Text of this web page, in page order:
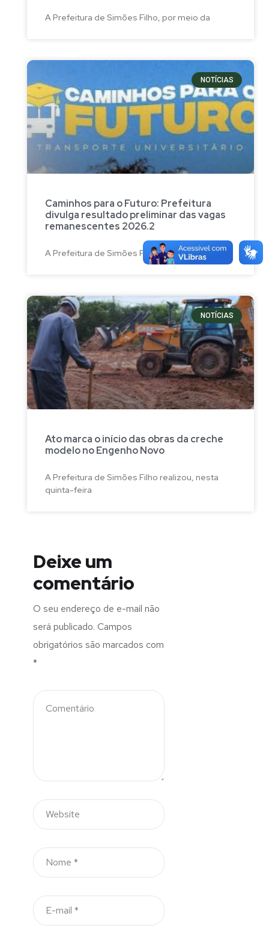
A Prefeitura de Simões Filho, por meio da
NOTÍCIAS
Caminhos para o Futuro: Prefeitura
divulga resultado preliminar das vagas
remanescentes 2026.2
A Prefeitura de Simões Filho, por meio da
NOTÍCIAS
Ato marca o início das obras da creche
modelo no Engenho Novo
A Prefeitura de Simões Filho realizou, nesta
quinta-feira
Deixe um
comentário
O seu endereço de e-mail não
será publicado. Campos
obrigatórios são marcados com
*